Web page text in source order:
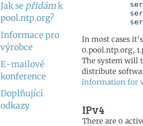
Jak se přidámk
pool.ntp.org?
Informace pro
výrobce
E-mailové
konference
Doplňující
odkazy
In most cases
0.pool.ntp.org,
The system will
distribute
information for
IPv4
There are 0